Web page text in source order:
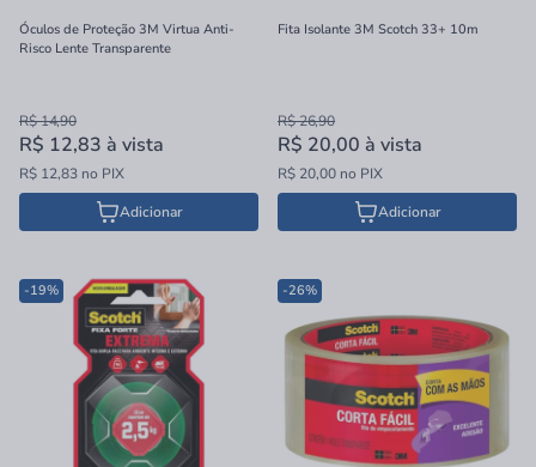
Óculos de Proteção 3M Virtua Anti-
Risco Lente Transparente
R$ 14,90
R$ 12,83 à vista
R$ 12,83 no PIX
Adicionar
Fita Isolante 3M Scotch 33+ 10m
R$ 26,90
R$ 20,00 à vista
R$ 20,00 no PIX
Adicionar
-19% -26%